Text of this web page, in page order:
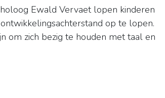
Ewald Vervaet lopen kinderen
op te lopen.
om zich bezig te houden met taal en